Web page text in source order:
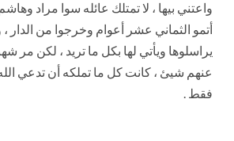
واعتني بيها ، لا تمتلك عائله سوا مراد
أتمو الثماني عشر أعوام وخرجوا من الدار ،
يراسلوها ويأتي لها بكل ما تريد ، لكن مر
عنهم شيئ ، كانت كل ما تملكه أن تدعي الله
فقط .